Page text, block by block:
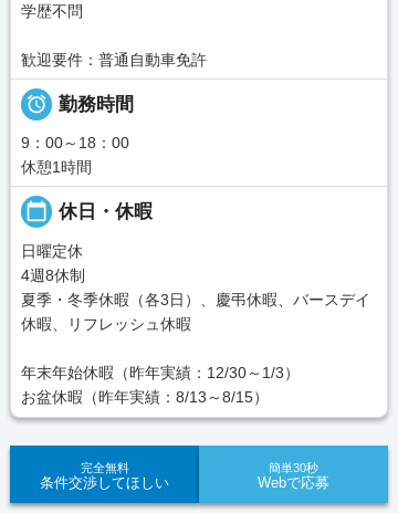
学歴不問
歓迎要件：普通自動車免許
 勤務時間
9：00～18：00
休憩1時間
calendar_today 休日・休暇
日曜定休
4週8休制
夏季・冬季休暇（各3日）、慶弔休暇、バースデイ
休暇、リフレッシュ休暇
年末年始休暇（昨年実績：12/30～1/3）
お盆休暇（昨年実績：8/13～8/15）
完全無料
条件交渉してほしい
簡単30秒
Webで応募